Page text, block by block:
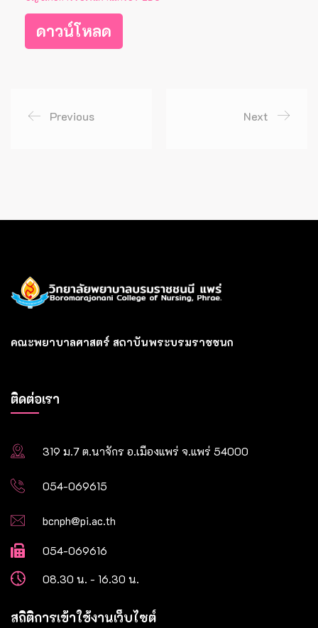
ดาวน์โหลด
Previous Next
คณะพยาบาลศาสตร์ สถาบันพระบรมราชชนก
ติดต่อเรา
319 ม.7 ต.นาจักร อ.เมืองแพร่ จ.แพร่ 54000
054-069615
bcnph@pi.ac.th
054-069616
08.30 น. - 16.30 น.
สถิติการเข้าใช้งานเว็บไซต์